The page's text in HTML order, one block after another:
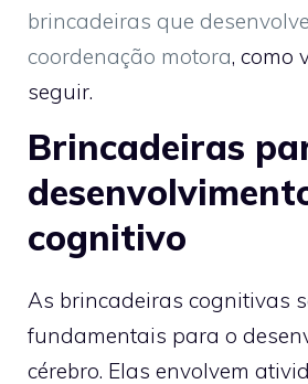
brincadeiras que
coordenação motora, como
seguir.
Brincadeiras
cognitivo
As brincadeiras cognitivas
fundamentais para o
cérebro. Elas envolvem